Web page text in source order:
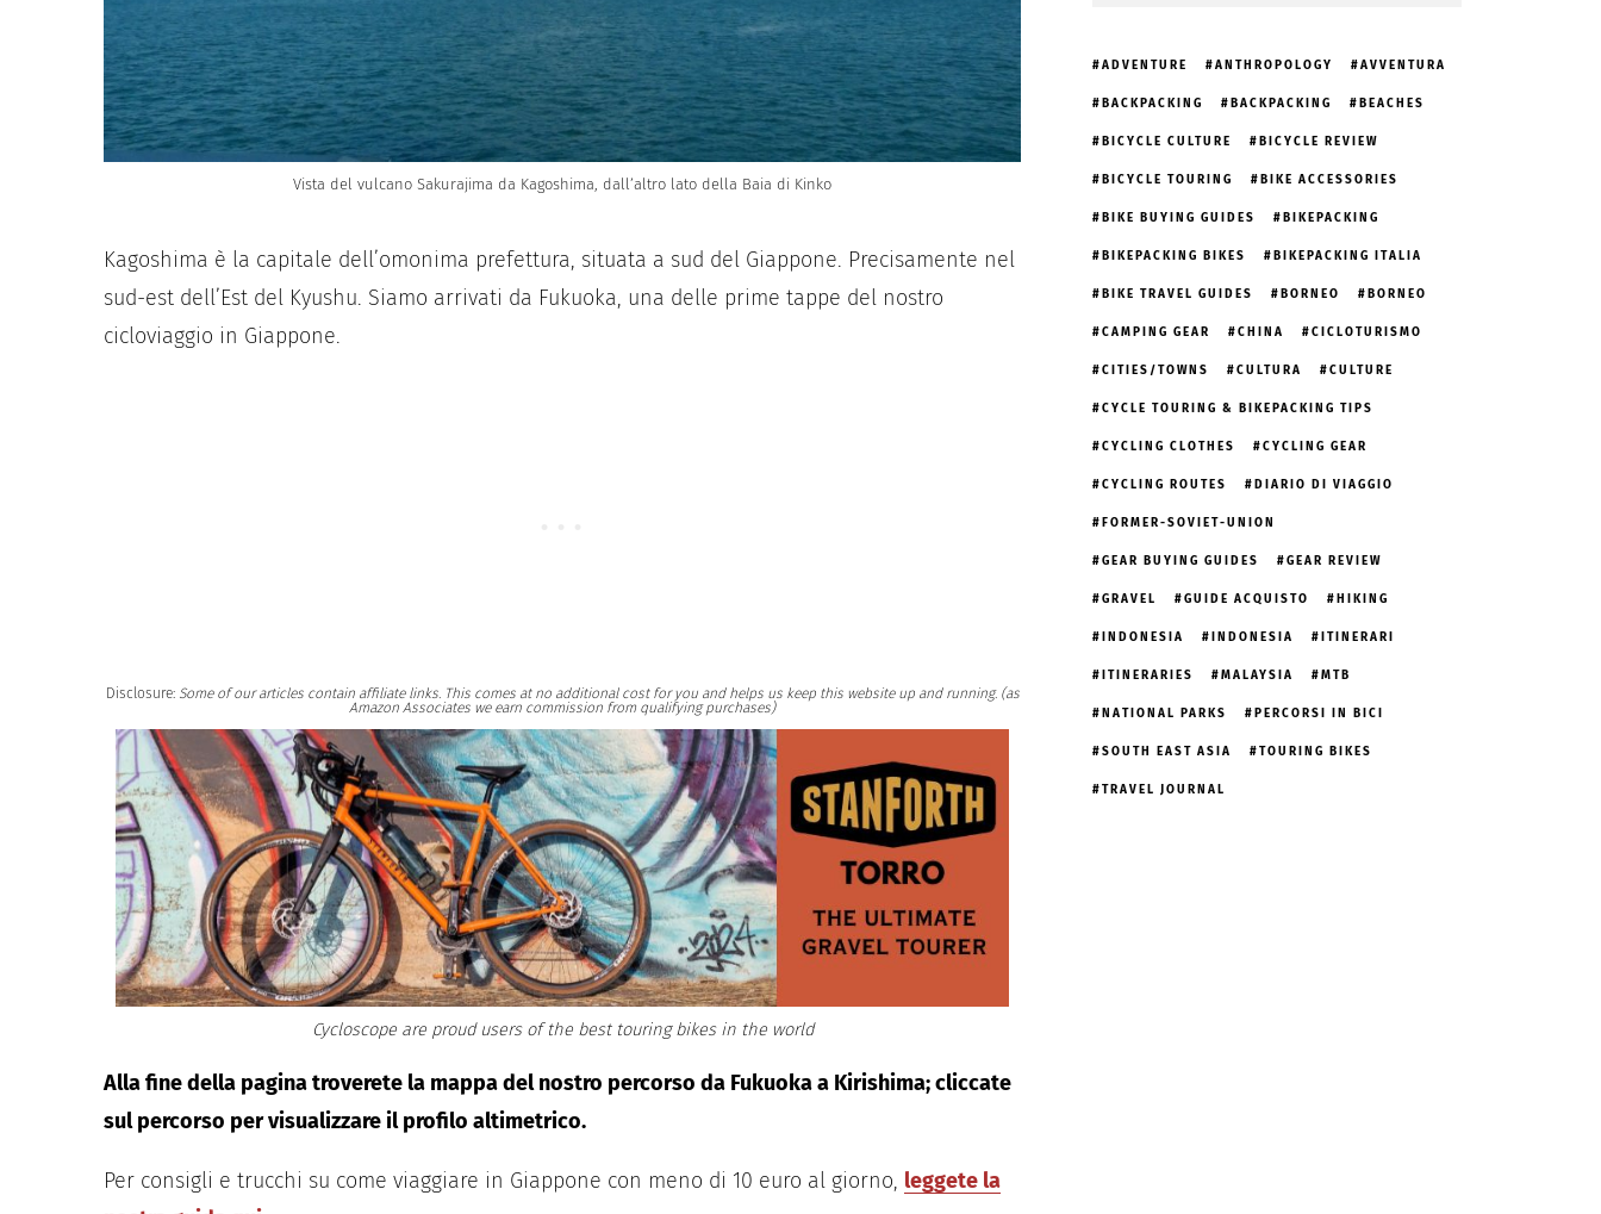
Vista del vulcano Sakurajima da Kagoshima, dall’altro lato della Baia di Kinko
Kagoshima è la capitale dell’omonima prefettura, situata a sud del Giappone. Precisamente nel
sud-est dell’Est del Kyushu. Siamo arrivati da Fukuoka, una delle prime tappe del nostro
cicloviaggio in Giappone.
Disclosure: Some of our articles contain affiliate links. This comes at no additional cost for you and helps us keep this website up and running. (as
Amazon Associates we earn commission from qualifying purchases)
Cycloscope are proud users of the best touring bikes in the world
Alla fine della pagina troverete la mappa del nostro percorso da Fukuoka a Kirishima; cliccate
sul percorso per visualizzare il profilo altimetrico.
Per consigli e trucchi su come viaggiare in Giappone con meno di 10 euro al giorno, leggete la
ADVENTURE ANTHROPOLOGY AVVENTURA
BACKPACKING BACKPACKING BEACHES
BICYCLE CULTURE BICYCLE REVIEW
BICYCLE TOURING BIKE ACCESSORIES
BIKE BUYING GUIDES BIKEPACKING
BIKEPACKING BIKES BIKEPACKING ITALIA
BIKE TRAVEL GUIDES BORNEO BORNEO
CAMPING GEAR CHINA CICLOTURISMO
CITIES/TOWNS CULTURA CULTURE
CYCLE TOURING & BIKEPACKING TIPS
CYCLING CLOTHES CYCLING GEAR
CYCLING ROUTES DIARIO DI VIAGGIO
FORMER-SOVIET-UNION
GEAR BUYING GUIDES GEAR REVIEW
GRAVEL GUIDE ACQUISTO HIKING
INDONESIA INDONESIA ITINERARI
ITINERARIES MALAYSIA MTB
NATIONAL PARKS PERCORSI IN BICI
SOUTH EAST ASIA TOURING BIKES
TRAVEL JOURNAL